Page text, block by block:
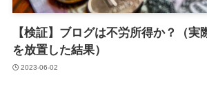
【検証】ブログは不労所得か？（実
を放置した結果）
2023-06-02